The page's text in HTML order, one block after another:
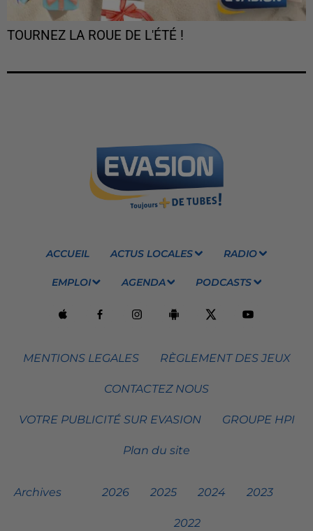
TOURNEZ LA ROUE DE L'ÉTÉ !
ACCUEIL ACTUS LOCALES RADIO
EMPLOI AGENDA PODCASTS
MENTIONS LEGALES RÈGLEMENT DES JEUX
CONTACTEZ NOUS
VOTRE PUBLICITÉ SUR EVASION GROUPE HPI
Plan du site
Archives 2026 2025 2024 2023
2022